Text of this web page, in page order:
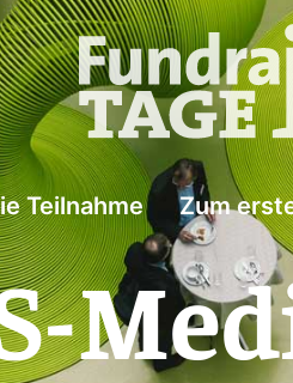
Teilnahme Zum